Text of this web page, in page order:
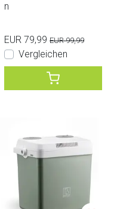
n
EUR 79,99 EUR 99,99
Vergleichen